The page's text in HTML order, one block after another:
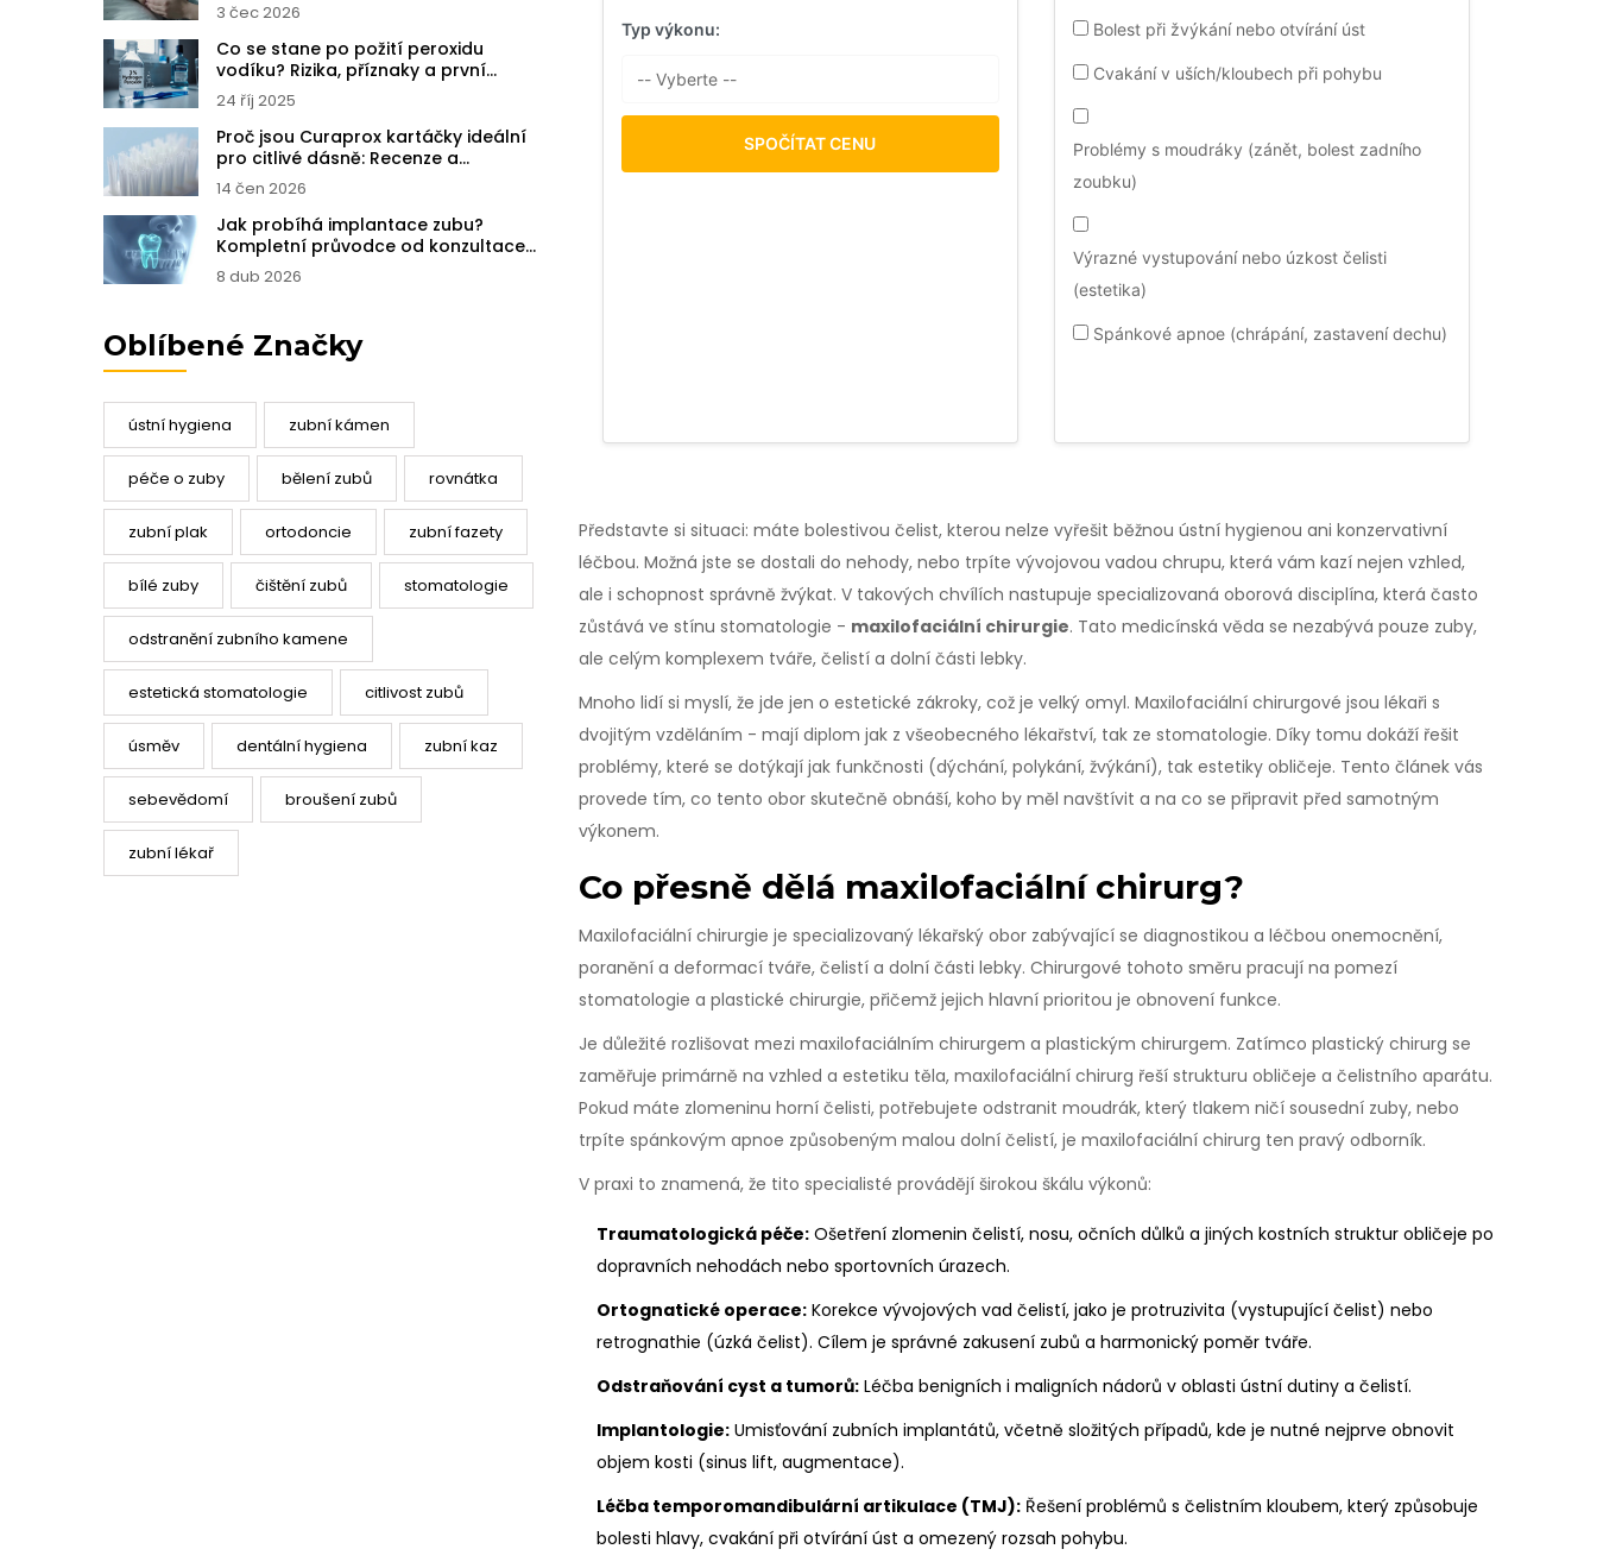
3 čec 2026
Co se stane po požití peroxidu
vodíku? Rizika, příznaky a první
pomoc
24 říj 2025
Proč jsou Curaprox kartáčky ideální
pro citlivé dásně: Recenze a
zkušenosti
14 čen 2026
Jak probíhá implantace zubu?
Kompletní průvodce od konzultace
po nový úsměv
8 dub 2026
Oblíbené Značky
ústní hygiena zubní kámen
péče o zuby bělení zubů rovnátka
zubní plak ortodoncie zubní fazety
bílé zuby čištění zubů stomatologie
odstranění zubního kamene
estetická stomatologie citlivost zubů
úsměv dentální hygiena zubní kaz
sebevědomí broušení zubů
zubní lékař
Typ výkonu:
SPOČÍTAT CENU
Bolest při žvýkání nebo otvírání úst
Cvakání v uších/kloubech při pohybu
Problémy s moudráky (zánět, bolest zadního
zoubku)
Výrazné vystupování nebo úzkost čelisti
(estetika)
Spánkové apnoe (chrápání, zastavení dechu)
Představte si situaci: máte bolestivou čelist, kterou nelze vyřešit běžnou ústní hygienou ani konzervativní
léčbou. Možná jste se dostali do nehody, nebo trpíte vývojovou vadou chrupu, která vám kazí nejen vzhled,
ale i schopnost správně žvýkat. V takových chvílích nastupuje specializovaná oborová disciplína, která často
zůstává ve stínu stomatologie - maxilofaciální chirurgie. Tato medicínská věda se nezabývá pouze zuby,
ale celým komplexem tváře, čelistí a dolní části lebky.
Mnoho lidí si myslí, že jde jen o estetické zákroky, což je velký omyl. Maxilofaciální chirurgové jsou lékaři s
dvojitým vzděláním - mají diplom jak z všeobecného lékařství, tak ze stomatologie. Díky tomu dokáží řešit
problémy, které se dotýkají jak funkčnosti (dýchání, polykání, žvýkání), tak estetiky obličeje. Tento článek vás
provede tím, co tento obor skutečně obnáší, koho by měl navštívit a na co se připravit před samotným
výkonem.
Co přesně dělá maxilofaciální chirurg?
Maxilofaciální chirurgie je specializovaný lékařský obor zabývající se diagnostikou a léčbou onemocnění,
poranění a deformací tváře, čelistí a dolní části lebky. Chirurgové tohoto směru pracují na pomezí
stomatologie a plastické chirurgie, přičemž jejich hlavní prioritou je obnovení funkce.
Je důležité rozlišovat mezi maxilofaciálním chirurgem a plastickým chirurgem. Zatímco plastický chirurg se
zaměřuje primárně na vzhled a estetiku těla, maxilofaciální chirurg řeší strukturu obličeje a čelistního aparátu.
Pokud máte zlomeninu horní čelisti, potřebujete odstranit moudrák, který tlakem ničí sousední zuby, nebo
trpíte spánkovým apnoe způsobeným malou dolní čelistí, je maxilofaciální chirurg ten pravý odborník.
V praxi to znamená, že tito specialisté provádějí širokou škálu výkonů:
Traumatologická péče:Ošetření zlomenin čelistí, nosu, očních důlků a jiných kostních struktur obličeje po
dopravních nehodách nebo sportovních úrazech.
Ortognatické operace:Korekce vývojových vad čelistí, jako je protruzivita (vystupující čelist) nebo
retrognathie (úzká čelist). Cílem je správné zakusení zubů a harmonický poměr tváře.
Odstraňování cyst a tumorů:Léčba benigních i maligních nádorů v oblasti ústní dutiny a čelistí.
Implantologie:Umisťování zubních implantátů, včetně složitých případů, kde je nutné nejprve obnovit
objem kosti (sinus lift, augmentace).
Léčba temporomandibulární artikulace (TMJ):Řešení problémů s čelistním kloubem, který způsobuje
bolesti hlavy, cvakání při otvírání úst a omezený rozsah pohybu.